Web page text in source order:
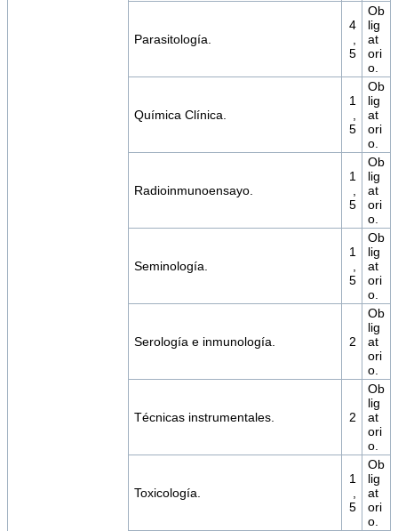
Parasitología.
4
5
Ob
lig
at
ori
o.
Química Clínica.
1
5
Ob
lig
at
ori
o.
Radioinmunoensayo.
1
5
Ob
lig
at
ori
o.
Seminología.
1
5
Ob
lig
at
ori
o.
Serología e inmunología. 2
Ob
lig
at
ori
o.
Técnicas instrumentales. 2
Ob
lig
at
ori
o.
Toxicología.
1
5
Ob
lig
at
ori
o.